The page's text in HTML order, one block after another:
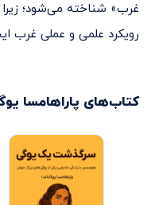
غرب» شناخته می‌شود؛
رویکرد علمی و عملی غرب
کتاب‌های پاراهامسا